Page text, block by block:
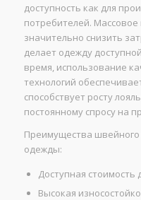
доступность как для
потребителей.
значительно снизить
делает одежду
время, использование
технологий
способствует росту
постоянному спросу на
Преимущества
одежды:
Доступная стоимость
Высокая